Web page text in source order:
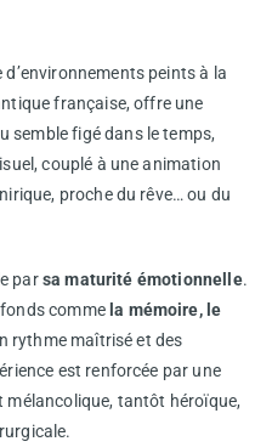
peints à la
française, offre une
semble figé dans le temps,
couplé à une animation
proche du rêve… ou du
parsa maturité émotionnelle.
comme la mémoire, le
rythme maîtrisé et des
est renforcée par une
tantôt héroïque,